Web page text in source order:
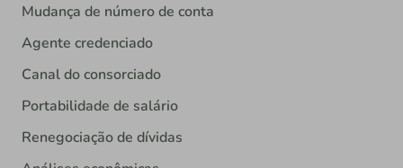
Mudança de número de conta
Agente credenciado
Canal do consorciado
Portabilidade de salário
Renegociação de dívidas